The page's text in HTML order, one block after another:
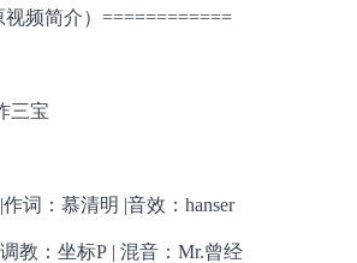
频简介）============
三宝
词：慕清明 |音效：hanser
教：坐标P | 混音：Mr.曾经